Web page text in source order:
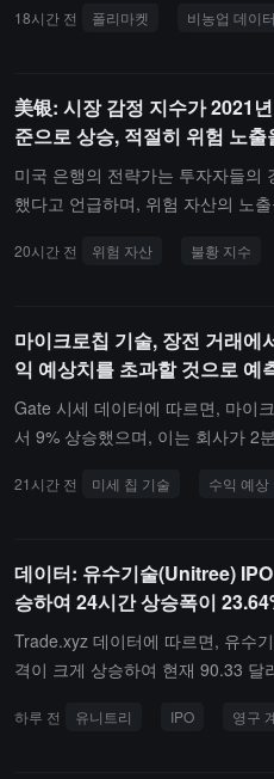
결 확률은 49%로 하락했으며, 한
하고 있어 큰 차이를 보이고 있습
가 예상과 크게 다를 경우 주식, 채
이 있을 수 있다고 보고 있습니다.
핵심 변수입니다. 뱅크 오브 아메
해 최대 세 번 금리를 인상할 수 있
18시간 전 폴리마켓 비농업 데이터
美银: 시장 감정 지수가 2021
준으로 상승, 적절히 위험 노
미국 은행의 전략가는 투자자들의
했다고 언급하며, 위험 자산의 노
기록했습니다. 주식 시장 상승, 높
분을 줄이고 방어적 자산과 달러
20시간 전 위험 자산 불황 지수
마이크로칩 기술, 장전 거래에
익 예상치를 초과할 것으로 예
Gate 시세 데이터에 따르면, 마이
서 9% 상승했으며, 이는 회사가 2
21시간 전 미세 칩 기술 수익 예상
데이터: 유수기술(Unitree)
승하여 24시간 상승폭이
Trade.xyz 데이터에 따르면, 유수
격이 크게 상승하여 현재 90.33
하루 전 유니트리 IPO 영구